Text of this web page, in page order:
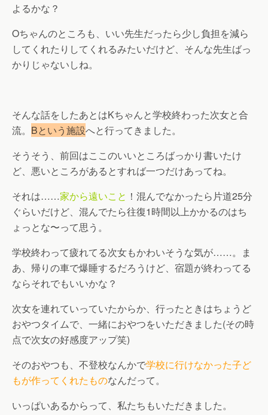
よるかな？
Oちゃんのところも、いい先生だったら少し負担を減ら
してくれたりしてくれるみたいだけど、そんな先生ばっ
かりじゃないしね。
そんな話をしたあとはKちゃんと学校終わった次女と合
流。 Bという施設へと行ってきました。
そうそう、前回はここのいいところばっかり書いたけ
ど、悪いところがあるとすれば一つだけあってね。
それは……家から遠いこと ！混んでなかったら片道25分
ぐらいだけど、混んでたら往復1時間以上かかるのはち
ょっとな〜って思う。
学校終わって疲れてる次女もかわいそうな気が……。ま
あ、帰りの車で爆睡するだろうけど、宿題が終わってる
ならそれでもいいかな？
次女を連れていっていたからか、行ったときはちょうど
おやつタイムで、一緒におやつをいただきました(その時
点で次女の好感度アップ笑)
そのおやつも、不登校なんかで学校に行けなかった子ど
もが作ってくれたものなんだって。
いっぱいあるからって、私たちもいただきました。